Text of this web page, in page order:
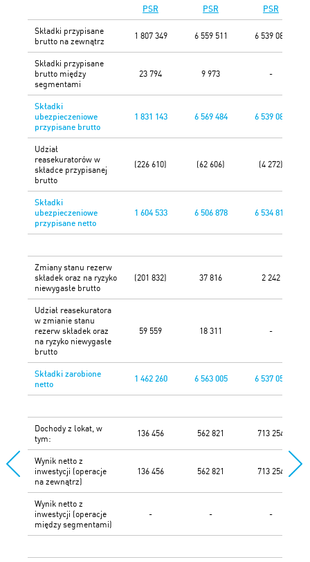
PSR PSR PSR
Składki przypisane
brutto na zewnątrz
1 807 349 6 559 511 6 539 082
Składki przypisane
brutto między
segmentami
23 794 9 973 -
Składki
ubezpieczeniowe
przypisane brutto
1 831 143 6 569 484 6 539 082
Udział
reasekuratorów w
składce przypisanej
brutto
(226 610) (62 606) (4 272)
Składki
ubezpieczeniowe
przypisane netto
1 604 533 6 506 878 6 534 810
Zmiany stanu rezerw
składek oraz na ryzyko
niewygasłe brutto
(201 832) 37 816 2 242
Udział reasekuratora
w zmianie stanu
rezerw składek oraz
na ryzyko niewygasłe
brutto
59 559 18 311 -
Składki zarobione
netto
1 462 260 6 563 005 6 537 052
Dochody z lokat, w
tym:
136 456 562 821 713 254
Wynik netto z
inwestycji (operacje
na zewnątrz)
136 456 562 821 713 254
Wynik netto z
inwestycji (operacje
między segmentami)
- - -